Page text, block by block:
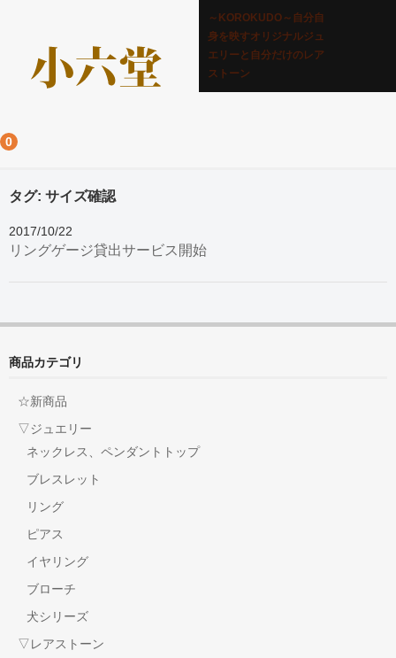
～KOROKUDO～自分自
身を映すオリジナルジュ
エリーと自分だけのレア
ストーン
0
タグ: サイズ確認
2017/10/22
リングゲージ貸出サービス開始
商品カテゴリ
☆新商品
▽ジュエリー
ネックレス、ペンダントトップ
ブレスレット
リング
ピアス
イヤリング
ブローチ
犬シリーズ
▽レアストーン